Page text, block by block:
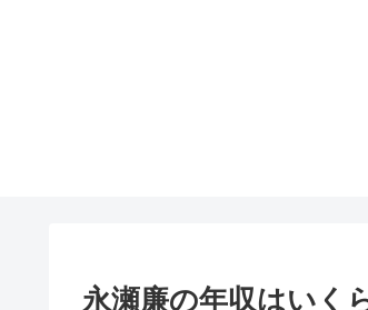
永瀬廉の年収はいく